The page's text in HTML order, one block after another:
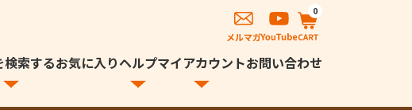
0
検索するお気に入りヘルプマイアカウントお問い合わせ